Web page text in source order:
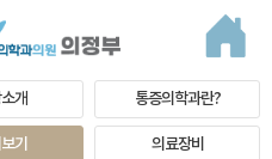
개 통증의학과란?
기 의료장비